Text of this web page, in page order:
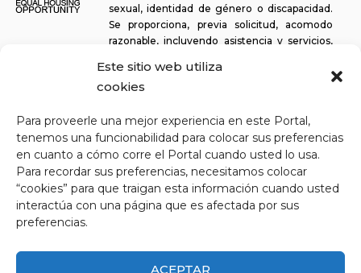
Este sitio web utiliza
cookies
Para proveerle una mejor experiencia en este Portal,
tenemos una funcionabilidad para colocar sus preferencias
en cuanto a cómo corre el Portal cuando usted lo usa.
Para recordar sus preferencias, necesitamos colocar
“cookies” para que traigan esta información cuando usted
interactúa con una página que es afectada por sus
preferencias.
ACEPTAR
sexual, identidad de género o discapacidad.
Se proporciona, previa solicitud, acomodo
razonable, incluyendo asistencia y servicios,
oportunidad de participar en todos los programas y actividades. El
Departamento de la Vivienda se esfuerza continuamente por
lectores de pantalla, así como para otras funcionalidades
relacionadas con la accesibilidad, además de proporcionar acceso
a los documentos. Para solicitar asistencia con este sitio web o
copia de un documento específico, puede comunicarse al1-833-
234-2324.
Última actualización: 11-03-2025